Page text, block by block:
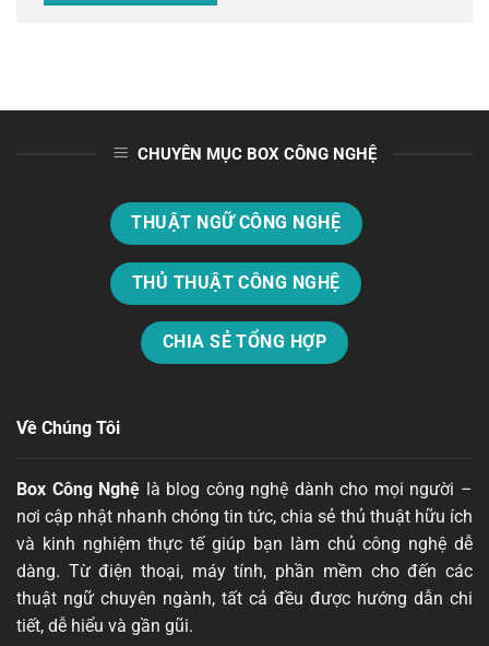
CHUYÊN MỤC BOX CÔNG NGHỆ
THUẬT NGỮ CÔNG NGHỆ
THỦ THUẬT CÔNG NGHỆ
CHIA SẺ TỔNG HỢP
Về Chúng Tôi
Box Công Nghệ là blog công nghệ dành cho mọi người –
nơi cập nhật nhanh chóng tin tức, chia sẻ thủ thuật hữu ích
và kinh nghiệm thực tế giúp bạn làm chủ công nghệ dễ
dàng. Từ điện thoại, máy tính, phần mềm cho đến các
thuật ngữ chuyên ngành, tất cả đều được hướng dẫn chi
tiết, dễ hiểu và gần gũi.